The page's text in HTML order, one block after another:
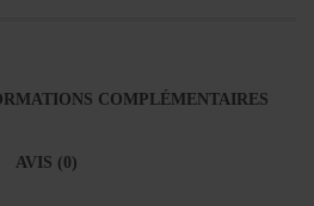
COMPLÉMENTAIRES
AVIS (0)